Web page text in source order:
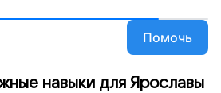
Помочь
навыки для Ярославы